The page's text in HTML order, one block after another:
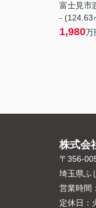
富士見市
- (124.63
1,980万
株式会
〒356-
埼玉県ふ
営業時間：
定休日：